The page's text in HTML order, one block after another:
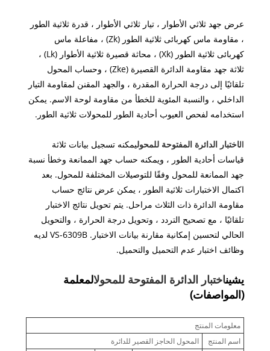
عرض جهد ثلاثي الأطوار ، تيار ثلاثي الأطوار ، قدرة ثلاثية الطور
، مقاومة ماس كهربائى ثلاثية الطور (Zk) ، مفاعلة ماس
كهربائى ثلاثية الطور (Xk) ، محاثة قصيرة ثلاثية الأطوار (Lk) ،
ثلاثة جهد مقاومة الدائرة القصيرة (Zke) ، وحساب المحول
تلقائيًا إلى درجة الحرارة المقدرة ، والجهد المقنن لمقاومة التيار
الداخلي ، والنسبة المئوية للخطأ من مقاومة لوحة الاسم. يمكن
استخدامه لفحص العيوب أحادية الطور للمحولات ثلاثية الطور.
الاختبار الدائرة المفتوحة للمحوليمكنه تسجيل بيانات ثلاثة
قياسات أحادية الطور ، ويمكنه حساب جهد الممانعة وخطأ نسبة
جهد الممانعة للمحول وفقًا للتوصيلات المختلفة للمحول. بعد
اكتمال الاختبارات ثلاثية الطور ، يمكن عرض نتائج حساب
مقاومة الدائرة ذات الثلاث مراحل. يتم تحويل نتائج الاختبار
تلقائيًا ، مع تصحيح التردد ، وتحويل درجة الحرارة ، والتحويل
الحالي لتحسين إمكانية مقارنة بيانات الاختبار. VS-6309B لديه
وظائف اختبار عدم التحميل والتحميل.
يشيناختبار الدائرة المفتوحة للمحولالمعلمة
(المواصفات)
معلومات المنتج
اسم المنتج
المحول الحاجز القصير للدائرة